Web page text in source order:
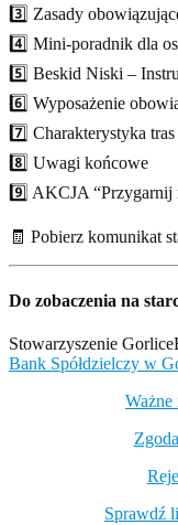
3️⃣ Zasady
4️⃣ Mini-poradnik dla
5️⃣ Beskid Niski –
6️⃣ Wyposażenie
7️⃣ Charakterystyka
8️⃣ Uwagi końcowe
9️⃣ AKCJA “Przygarnij
🧾 Pobierz komunikat
Do zobaczenia na
Stowarzyszenie
Bank Spółdzielczy w
Sprawdź